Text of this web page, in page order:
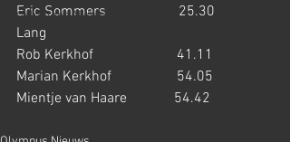
Kuilenloop Nieuws
Eric Sommers                    25.30
Lang
Rob Kerkhof                       41.11
Marian Kerkhof                  54.05
Mientje van Haare             54.42